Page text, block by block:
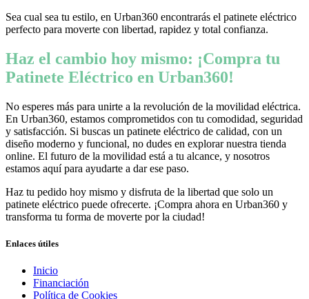
Sea cual sea tu estilo, en Urban360 encontrarás el patinete eléctrico
perfecto para moverte con libertad, rapidez y total confianza.
Haz el cambio hoy mismo: ¡Compra tu
Patinete Eléctrico en Urban360!
No esperes más para unirte a la revolución de la movilidad eléctrica.
En Urban360, estamos comprometidos con tu comodidad, seguridad
y satisfacción. Si buscas un patinete eléctrico de calidad, con un
diseño moderno y funcional, no dudes en explorar nuestra tienda
online. El futuro de la movilidad está a tu alcance, y nosotros
estamos aquí para ayudarte a dar ese paso.
Haz tu pedido hoy mismo y disfruta de la libertad que solo un
patinete eléctrico puede ofrecerte. ¡Compra ahora en Urban360 y
transforma tu forma de moverte por la ciudad!
Enlaces útiles
Inicio
Financiación
Política de Cookies